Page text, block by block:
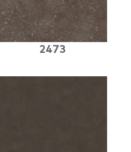
2473